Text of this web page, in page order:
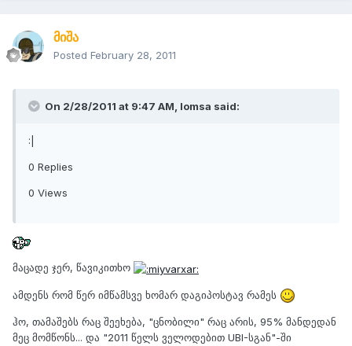
მიშა
Posted February 28, 2011
On 2/28/2011 at 9:47 AM, lomsa said:
:|
0 Replies
0 Views
მაცადე ჯერ, წავიკითხო
ამდენს რომ წერ იმწამსვე ხომარ დაგიპოსტავ რამეს
ჰო, თამაშებს რაც შეეხება, "ცნობილი" რაც არის, 95% მანდედან
მეც მომწონს... და "2011 წელს ველოდებით UBI-სგან"-ში